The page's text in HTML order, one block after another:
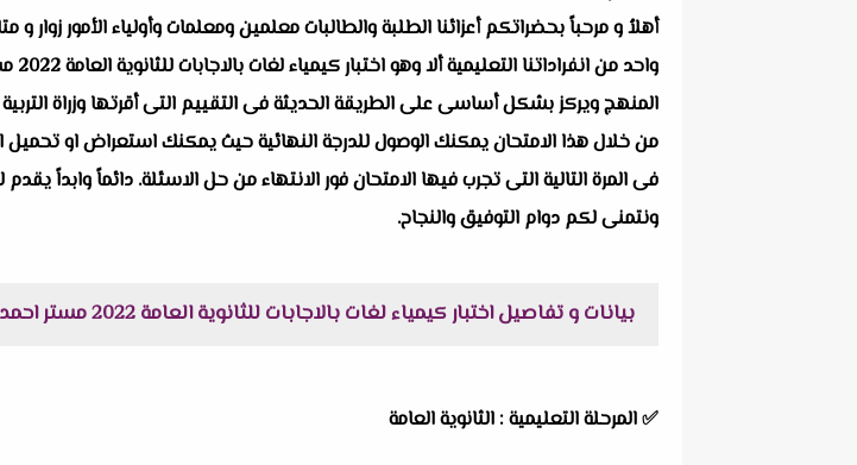
أهلاُ و مرحباً بحضراتكم أعزائنا الطلبة والطالبات معلمين ومعلمات وأولياء الأمور زوار
المنهج ويركز بشكل أساسى على الطريقة الحديثة فى التقييم التى أقرتها وزراة التربية
من خلال هذا الامتحان يمكنك الوصول للدرجة النهائية حيث يمكنك استعراض او تحميل
فى المرة التالية التى تجرب فيها الامتحان فور الانتهاء من حل الاسئلة. دائماً وابداً
ونتمنى لكم دوام التوفيق والنجاح.
بيانات و تفاصيل اختبار كيمياء لغات بالاجابات للثانوية العامة 2022 مستر احمد عزب :
✅المرحلة التعليمية : الثانوية العامة